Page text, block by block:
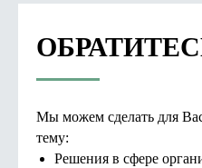
Мы можем сделать для
тему:
Решения в сфере